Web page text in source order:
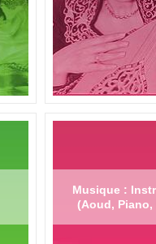
Musique :
(Aoud, Piano,